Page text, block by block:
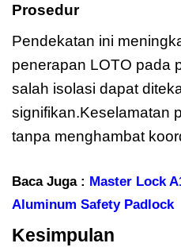
Prosedur
Pendekatan ini
penerapan LOTO pada
salah isolasi dapat
signifikan.Keselamatan
tanpa menghambat
Baca Juga : Master Lock
Aluminum Safety Padlock
Kesimpulan